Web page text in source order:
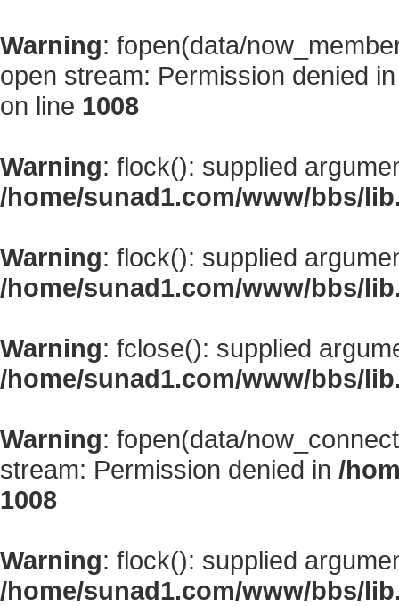
Warning: fopen(data/
open stream: Permission denied
on line 1008
Warning: flock(): supplied
/home/sunad1.com/www/bbs/
Warning: flock(): supplied
/home/sunad1.com/www/bbs/
Warning: fclose(): supplied
/home/sunad1.com/www/bbs/
Warning: fopen(data/
stream: Permission denied in /
1008
Warning: flock(): supplied
/home/sunad1.com/www/bbs/